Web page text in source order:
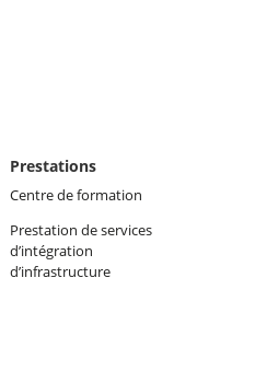
Prestations
Centre de formation
Prestation de services
d’intégration
d’infrastructure